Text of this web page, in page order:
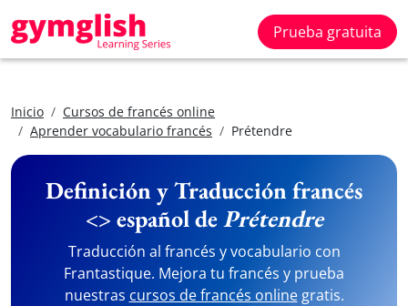
Prueba gratuita
Inicio
Cursos de francés online
Aprender vocabulario francés
Prétendre
Definición y Traducción francés
<> español dePrétendre
Traducción al francés y vocabulario con
Frantastique. Mejora tu francés y prueba
nuestras cursos de francés onlinegratis.